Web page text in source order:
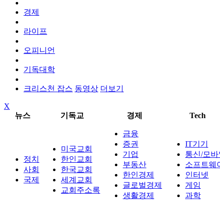
경제
라이프
오피니언
기독대학
크리스천 잡스 동영상 더보기
X
뉴스
기독교 경제 Tech
정치
사회
국제
미국교회
한인교회
한국교회
세계교회
교회주소록
금융
증권
기업
부동산
한인경제
글로벌경제
생활경제
IT기기
통신/모
소프트웨
인터넷
게임
과학